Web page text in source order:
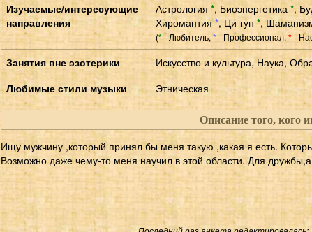
Изучаемые/интересующие
направления
Астрология *, Биоэнергетика *,
Хиромантия*, Ци-гун *,
(*- Любитель,* - Профессионал,*-
Занятия вне эзотерики
Искусство и культура, Наука,
Любимые стили музыки
Этническая
Описание того, кого
Ищу мужчину ,который принял бы меня такую ,какая я есть.
Возможно даже чему-то меня научил в этой области. Для